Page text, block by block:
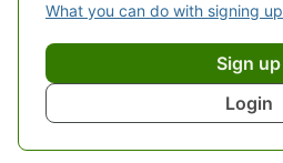
What you can do with signing up
Sign up
Login